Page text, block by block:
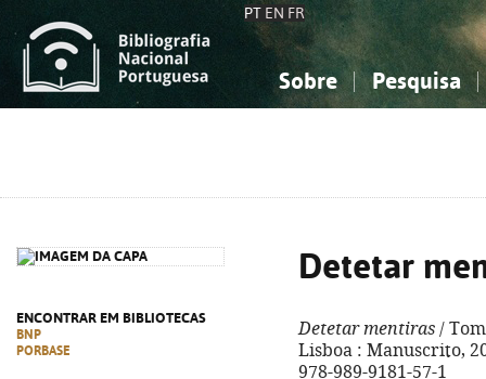
PT EN FR
Sobre Pesquisa
ENCONTRAR EM BIBLIOTECAS
BNP
PORBASE
Detetar
Detetar mentiras /
Lisboa : Manuscrito,
978-989-9181-57-1